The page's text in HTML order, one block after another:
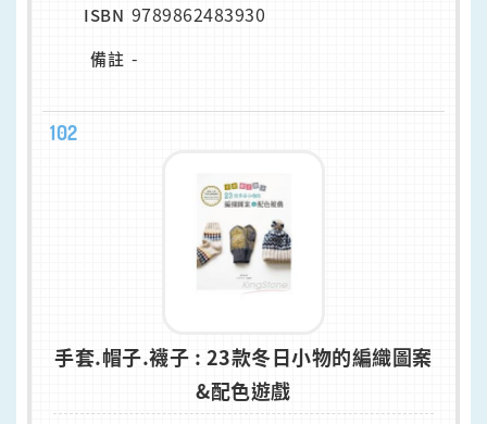
ISBN 9789862483930
備註 -
102
手套.帽子.襪子 : 23款冬日小物的編織圖案
&配色遊戲